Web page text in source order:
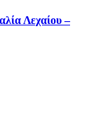
Λεχαίου –